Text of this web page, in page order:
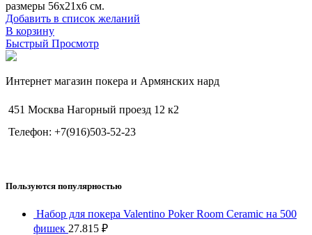
размеры 56х21х6 см.
Добавить в список желаний
В корзину
Быстрый Просмотр
Интернет магазин покера и Армянских нард
451 Москва Нагорный проезд 12 к2
Телефон: +7(916)503-52-23
Пользуются популярностью
Набор для покера Valentino Poker Room Ceramic на 500
фишек 27.815 ₽